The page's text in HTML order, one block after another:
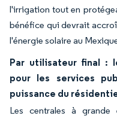
l'irrigation tout en
bénéfice qui devrait
l'énergie solaire au
Par utilisateur final :
pour les services
puissance du
Les centrales à grande